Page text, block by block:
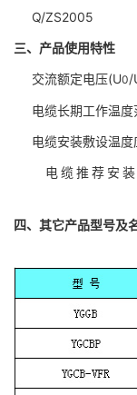
Q/ZS2005
三、产品使用特性
交流额定电压(U0/
电缆长期工作
电缆安装敷设温
电缆推荐安装
四、其它产品型号及